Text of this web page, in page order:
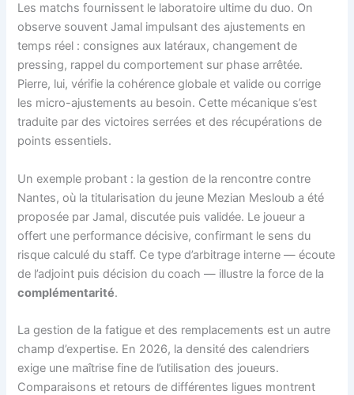
Les matchs fournissent le laboratoire ultime du duo. On
observe souvent Jamal impulsant des ajustements en
temps réel : consignes aux latéraux, changement de
pressing, rappel du comportement sur phase arrêtée.
Pierre, lui, vérifie la cohérence globale et valide ou corrige
les micro-ajustements au besoin. Cette mécanique s’est
traduite par des victoires serrées et des récupérations de
points essentiels.
Un exemple probant : la gestion de la rencontre contre
Nantes, où la titularisation du jeune Mezian Mesloub a été
proposée par Jamal, discutée puis validée. Le joueur a
offert une performance décisive, confirmant le sens du
risque calculé du staff. Ce type d’arbitrage interne — écoute
de l’adjoint puis décision du coach — illustre la force de la
complémentarité.
La gestion de la fatigue et des remplacements est un autre
champ d’expertise. En 2026, la densité des calendriers
exige une maîtrise fine de l’utilisation des joueurs.
Comparaisons et retours de différentes ligues montrent